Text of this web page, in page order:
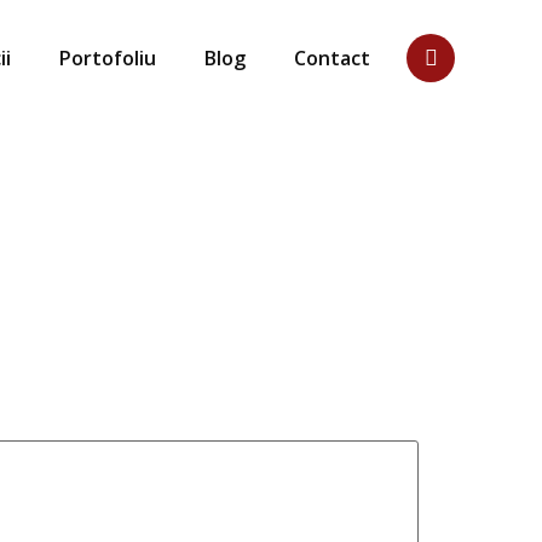
Portofoliu Blog Contact